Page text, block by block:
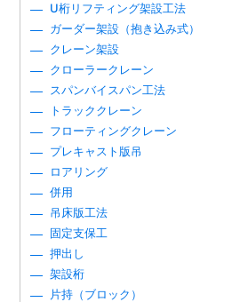
U桁リフティング架設工法
ガーダー架設（抱き込み式）
クレーン架設
クローラークレーン
スパンバイスパン工法
トラッククレーン
フローティングクレーン
プレキャスト版吊
ロアリング
併用
吊床版工法
固定支保工
押出し
架設桁
片持（ブロック）